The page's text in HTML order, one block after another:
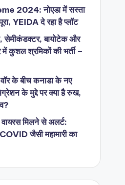
2024: नोएडा में सस्ता
YEIDA दे रहा है प्लॉट
सेमीकंडक्टर, बायोटेक और
में कुशल श्रमिकों की भर्ती –
के बीच कनाडा के नए
के मुद्दे पर क्या है रुख,
मिलने से अलर्ट:
जैसी महामारी का